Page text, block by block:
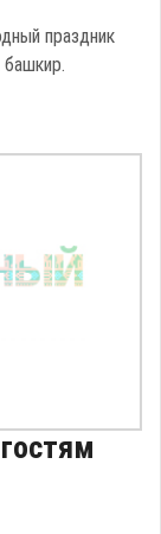
праздник
башкир.